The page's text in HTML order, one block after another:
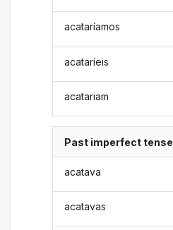
acataríamos
acataríeis
acatariam
Past imperfect tense
acatava
acatavas